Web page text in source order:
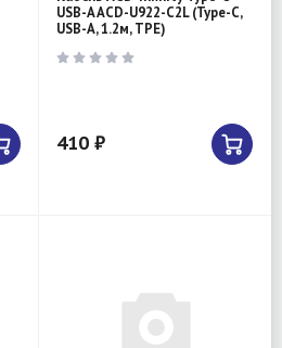
USB-A ACD-U922-C2L (Type-C,
USB-A, 1.2м, TPE)
410 ₽